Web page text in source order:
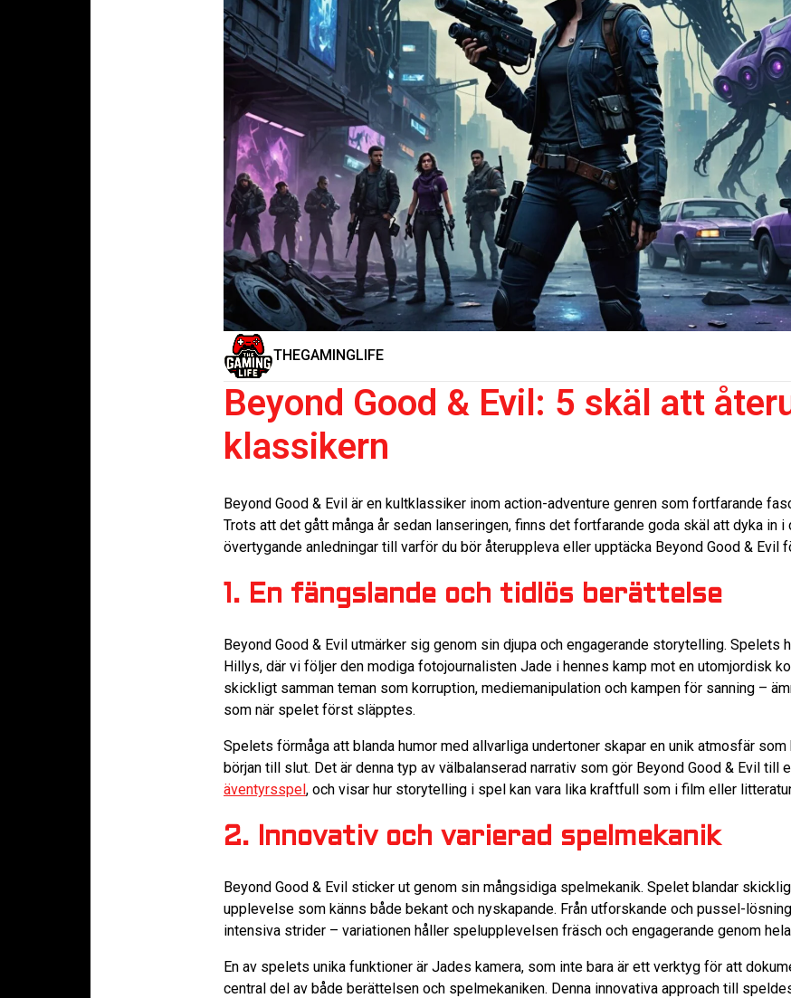
THEGAMINGLIFE
Beyond Good & Evil: 5 skäl att
klassikern
Beyond Good & Evil är en kultklassiker inom action-adventure genren som fortfarande
Trots att det gått många år sedan lanseringen, finns det fortfarande goda skäl att dyka in i
övertygande anledningar till varför du bör återuppleva eller upptäcka Beyond Good & Evil
1. En fängslande och tidlös berättelse
Beyond Good & Evil utmärker sig genom sin djupa och engagerande storytelling. Spelets
Hillys, där vi följer den modiga fotojournalisten Jade i hennes kamp mot en utomjordisk
skickligt samman teman som korruption, mediemanipulation och kampen för sanning –
som när spelet först släpptes.
Spelets förmåga att blanda humor med allvarliga undertoner skapar en unik atmosfär
början till slut. Det är denna typ av välbalanserad narrativ som gör Beyond Good & Evil till
äventyrsspel, och visar hur storytelling i spel kan vara lika kraftfull som i film eller
2. Innovativ och varierad spelmekanik
Beyond Good & Evil sticker ut genom sin mångsidiga spelmekanik. Spelet blandar
upplevelse som känns både bekant och nyskapande. Från utforskande och pussel-
intensiva strider – variationen håller spelupplevelsen fräsch och engagerande genom
En av spelets unika funktioner är Jades kamera, som inte bara är ett verktyg för att
central del av både berättelsen och spelmekaniken. Denna innovativa approach till